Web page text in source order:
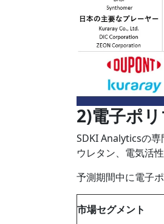
2)電子ポ
SDKI Analyticsの
ウレタン、電気活
予測期間中に電子
市場セグメント